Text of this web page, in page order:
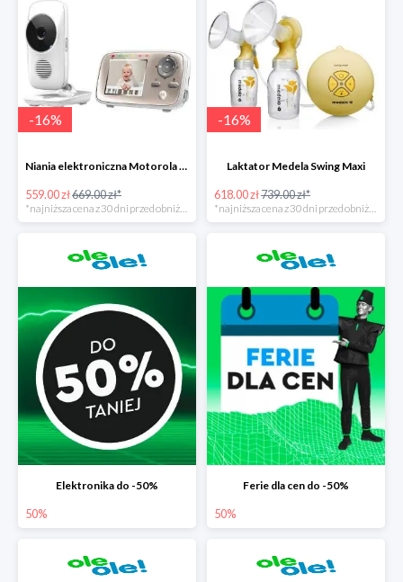
-16%
Niania elektroniczna Motorola MBP 667 Connect
559.00 zł669.00 zł*
*najniższa cena z 30 dni przed obniżką
-16%
Laktator Medela Swing Maxi
618.00 zł739.00 zł*
*najniższa cena z 30 dni przed obniżką
Elektronika do -50%
50%
Ferie dla cen do -50%
50%